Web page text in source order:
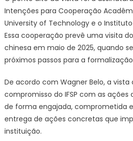
Intenções para Cooperação
University of Technology e o Instituto
Essa cooperação prevê uma visita
chinesa em maio de 2025, quando
próximos passos para a
De acordo com Wagner Belo, a vista
compromisso do IFSP com as
de forma engajada, comprometida
entrega de ações concretas que
instituição.